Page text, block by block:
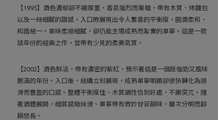
【1995】酒色濃郁卻不顯厚重，香氣強烈而複雜，帶有木質、烤麵包
以及一絲細膩的甜感。入口時展現出令人驚喜的平衡度，圓潤柔和、
和諧統一。果味柔順細膩，卻仍能主導成熟而紮實的單寧。這是一款
該年份的經典之作，並帶有少見的柔美氣質。
【2002】酒色鮮活，帶有濃密的紫紅，預示著這是一個既強勁又風味
飽滿的年份。入口後，結構立刻展現，成熟單寧明顯卻很快轉化為順
滑而豐盈的口感。整體平衡度佳、木質調性恰到好處，不顯突兀。隨
著酒體展開，細質感緻絲滑、單寧帶有微妙甘苦韻味，層次分明而餘
韻悠長。